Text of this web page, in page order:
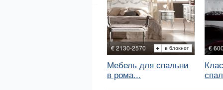
€ 2130-2570
Мебель для спальни
в рома...
€